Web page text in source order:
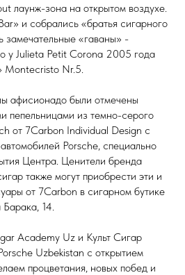
лаунж-зона на открытом воздухе.
и собрались «братья сигарного
замечательные «гаваны» -
y Julieta Petit Corona 2005 года
Montecristo Nr.5.
афисионадо были отмечены
пепельницами из темно-серого
от 7Carbon Individual Design с
Porsche, специально
Центра. Ценители бренда
также могут приобрести эти и
от 7Carbon в сигарном бутике
14.
Academy Uz и Культ Сигар
Uzbekistan с открытием
процветания, новых побед и